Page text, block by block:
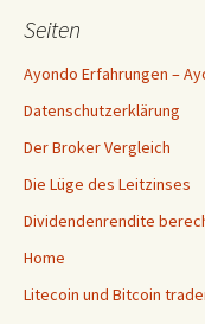
Seiten
Ayondo Erfahrungen –
Datenschutzerklärung
Der Broker Vergleich
Die Lüge des Leitzinses
Dividendenrendite
Home
Litecoin und Bitcoin